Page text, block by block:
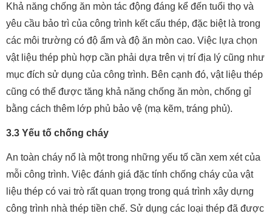
Khả năng chống ăn mòn tác động đáng kể đến tuổi thọ và
yêu cầu bảo trì của công trình kết cấu thép, đặc biệt là trong
các môi trường có độ ẩm và độ ăn mòn cao. Việc lựa chọn
vật liệu thép phù hợp cần phải dựa trên vị trí địa lý cũng như
mục đích sử dụng của công trình. Bên cạnh đó, vật liệu thép
cũng có thể được tăng khả năng chống ăn mòn, chống gỉ
bằng cách thêm lớp phủ bảo vệ (mạ kẽm, tráng phủ).
3.3 Yếu tố chống cháy
An toàn cháy nổ là một trong những yếu tố cần xem xét của
mỗi công trình. Việc đánh giá đặc tính chống cháy của vật
liệu thép có vai trò rất quan trọng trong quá trình xây dựng
công trình nhà thép tiền chế. Sử dụng các loại thép đã được